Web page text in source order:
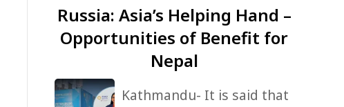
Russia: Asia’s Helping Hand –
Opportunities of Benefit for
Nepal
Kathmandu- It is said that